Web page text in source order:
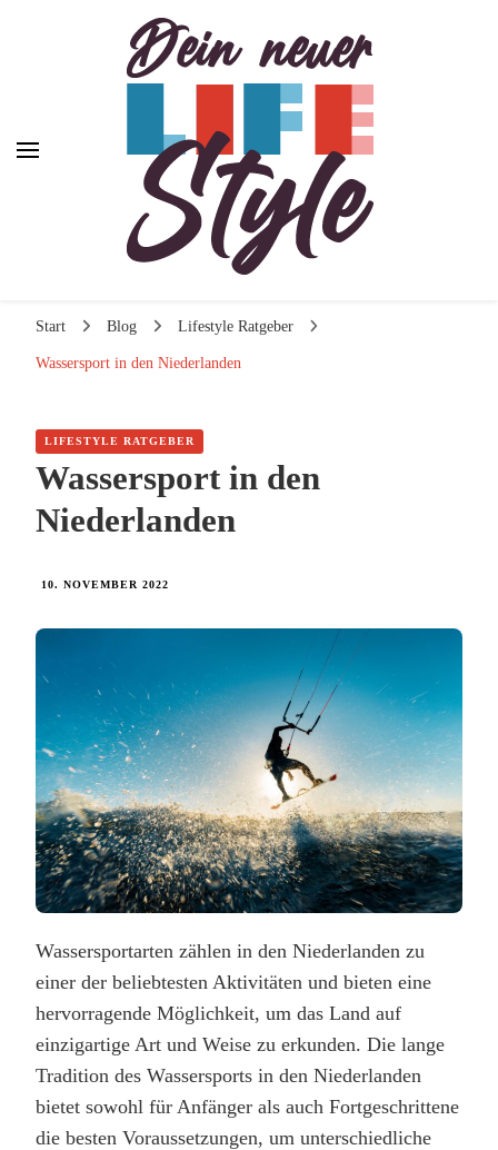
Dein neuer Lifestyle
Start Blog Lifestyle Ratgeber
Wassersport in den Niederlanden
LIFESTYLE RATGEBER
Wassersport in den
Niederlanden
10. NOVEMBER 2022
Wassersportarten zählen in den Niederlanden zu
einer der beliebtesten Aktivitäten und bieten eine
hervorragende Möglichkeit, um das Land auf
einzigartige Art und Weise zu erkunden. Die lange
Tradition des Wassersports in den Niederlanden
bietet sowohl für Anfänger als auch Fortgeschrittene
die besten Voraussetzungen, um unterschiedliche